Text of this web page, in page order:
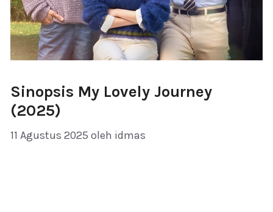
Sinopsis My Lovely Journey
(2025)
11 Agustus 2025 oleh idmas